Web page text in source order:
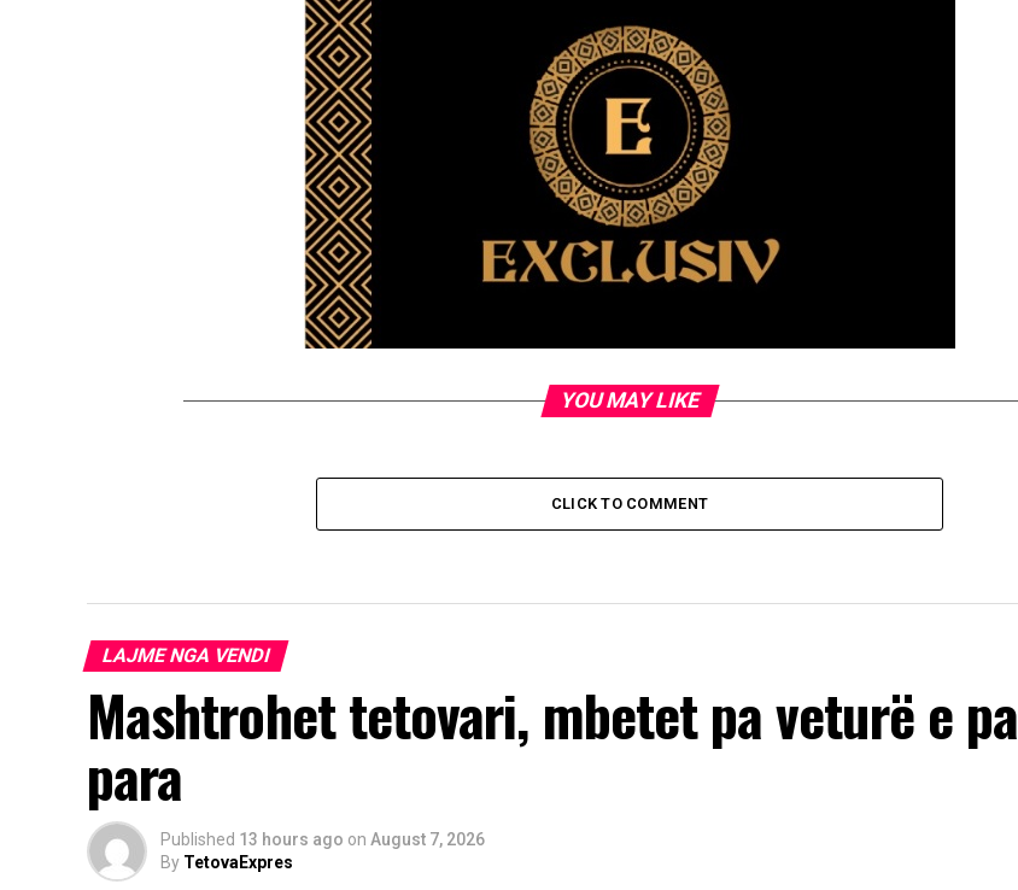
YOU MAY LIKE
CLICK TO COMMENT
LAJME NGA VENDI
Mashtrohet tetovari, mbetet pa veturë e pa
para
Published 13 hours ago on August 7, 2026
By TetovaExpres